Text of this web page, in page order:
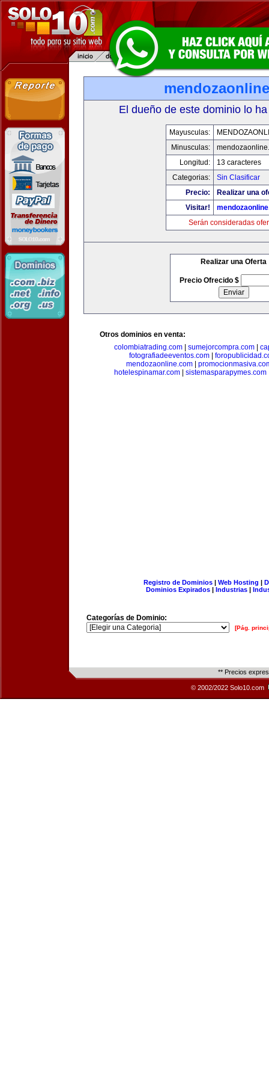
El dueño de este dominio lo
Mayusculas:
Minusculas:
Longitud:
13 caracteres
Categorias:
Sin Clasificar
Precio:
Realizar una
Visitar!
Serán consideradas
Realizar una Oferta
Precio Ofrecido $
Otros dominios en venta:
colombiatrading.com| sumejorcompra.com|
fotografiadeeventos.com|
mendozaonline.com
hotelespinamar.com
sistemasparapymes.com
Registro de Dominios| Web Hosting |
Dominios Expirados | Industrias |
Categorías de Dominio:
[Pág.
** Precios
© 2002/2022 Solo10.com